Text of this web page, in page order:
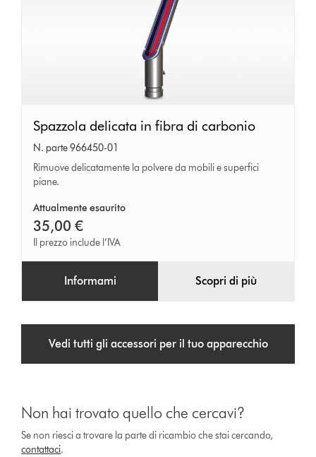
Spazzola
delicata
in
fibra
di
carbonio
Spazzola delicata in fibra di carbonio
N. parte 966450-01
Rimuove delicatamente la polvere da mobili e superfici
piane.
Attualmente esaurito
35,00 €
Il prezzo include l’IVA
Informami Scopri di più
Vedi tutti gli accessori per il tuo apparecchio
Non hai trovato quello che cercavi?
Se non riesci a trovare la parte di ricambio che stai cercando,
contattaci.